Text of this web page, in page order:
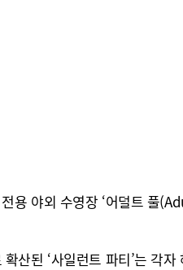
용 야외 수영장 ‘어덜트 풀
산된 ‘사일런트 파티’는 각